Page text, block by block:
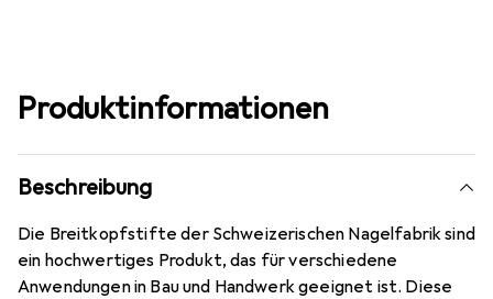
Produktinformationen
Beschreibung
Die Breitkopfstifte der Schweizerischen Nagelfabrik sind
ein hochwertiges Produkt, das für verschiedene
Anwendungen in Bau und Handwerk geeignet ist. Diese